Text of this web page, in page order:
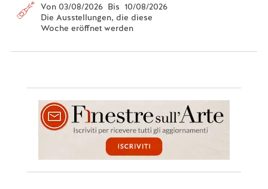
Von 03/08/2026 Bis 10/08/2026
Die Ausstellungen, die diese
Woche eröffnet werden